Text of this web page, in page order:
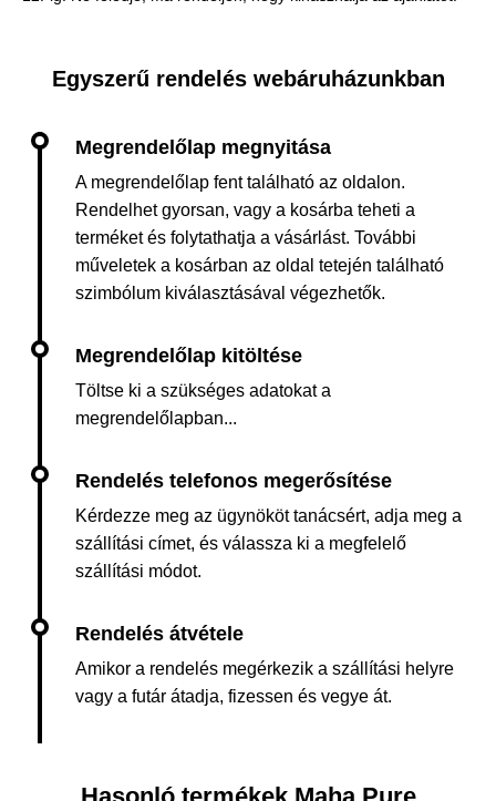
Egyszerű rendelés webáruházunkban
A megrendelőlap fent található az oldalon.
Rendelhet gyorsan, vagy a kosárba teheti a
terméket és folytathatja a vásárlást. További
műveletek a kosárban az oldal tetején található
szimbólum kiválasztásával végezhetők.
Töltse ki a szükséges adatokat a
megrendelőlapban...
Kérdezze meg az ügynököt tanácsért, adja meg a
szállítási címet, és válassza ki a megfelelő
szállítási módot.
Amikor a rendelés megérkezik a szállítási helyre
vagy a futár átadja, fizessen és vegye át.